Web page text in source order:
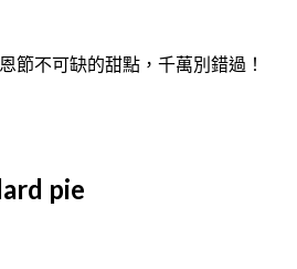
節不可缺的甜點，千萬別錯過！
pie